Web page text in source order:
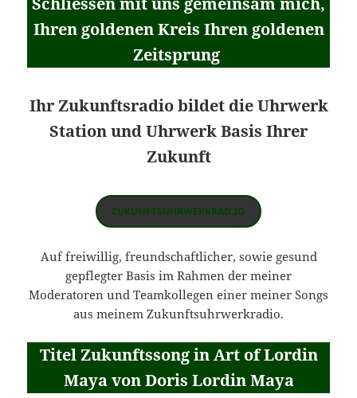
Ihren goldenen Kreis Ihren goldenen
Zeitsprung
Ihr Zukunftsradio bildet die Uhrwerk
Station und Uhrwerk Basis Ihrer
Zukunft
ZUKUNFTSUHRWERKRAD.IO
Auf freiwillig, freundschaftlicher, sowie gesund
gepflegter Basis im Rahmen der meiner
Moderatoren und Teamkollegen einer meiner Songs
aus meinem Zukunftsuhrwerkradio.
Titel Zukunftssong in Art of Lordin
Maya von Doris Lordin Maya